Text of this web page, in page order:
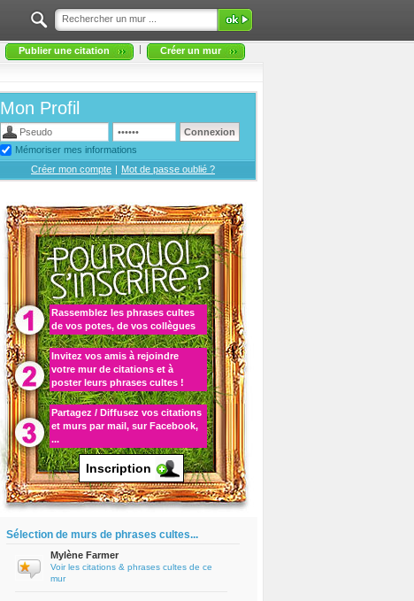
Publier une citation | Créer un mur
Mon Profil
Mémoriser mes informations
Créer mon compte | Mot de passe oublié ?
Rassemblez les phrases cultes
de vos potes, de vos collègues
Invitez vos amis à rejoindre
votre mur de citations et à
poster leurs phrases cultes !
Partagez / Diffusez vos citations
et murs par mail, sur Facebook,
...
Inscription
Sélection de murs de phrases cultes...
Mylène Farmer
Voir les citations & phrases cultes de ce
mur